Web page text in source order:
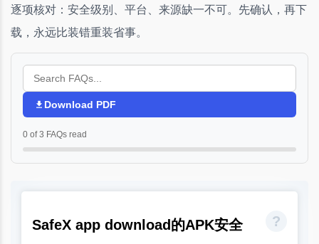
逐项核对：安全级别、平台、来源缺一不可。先确认，再下
载，永远比装错重装省事。
Download PDF
0 of 3 FAQs read
SafeX app download的APK安全